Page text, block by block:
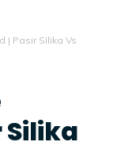
| Pasir Silika Vs
Silika